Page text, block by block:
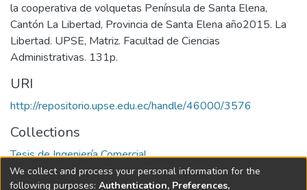
la cooperativa de volquetas Península de Santa Elena,
Cantón La Libertad, Provincia de Santa Elena año2015. La
Libertad. UPSE, Matriz. Facultad de Ciencias
Administrativas. 131p.
URI
http://repositorio.upse.edu.ec/handle/46000/3576
Collections
Tesis de Ingeniería Comercial
Full item page
We collect and process your personal information for the
following purposes: Authentication, Preferences,